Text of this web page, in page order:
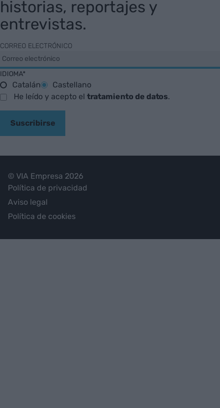
historias, reportajes y
entrevistas.
CORREO ELECTRÓNICO
IDIOMA*
Catalán
Castellano
He leído y acepto el tratamiento de datos.
Suscribirse
© VIA Empresa 2026
Política de privacidad
Aviso legal
Política de cookies